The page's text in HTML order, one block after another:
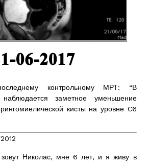
контрольному МРТ: “В
заметное уменьшение
кисты на уровне C6
Николас, мне 6 лет, и я живу в